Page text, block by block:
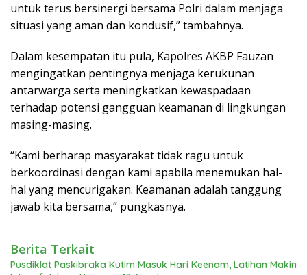
untuk terus bersinergi bersama Polri dalam menjaga
situasi yang aman dan kondusif,” tambahnya.
Dalam kesempatan itu pula, Kapolres AKBP Fauzan
mengingatkan pentingnya menjaga kerukunan
antarwarga serta meningkatkan kewaspadaan
terhadap potensi gangguan keamanan di lingkungan
masing-masing.
“Kami berharap masyarakat tidak ragu untuk
berkoordinasi dengan kami apabila menemukan hal-
hal yang mencurigakan. Keamanan adalah tanggung
jawab kita bersama,” pungkasnya.
Berita Terkait
Pusdiklat Paskibraka Kutim Masuk Hari Keenam, Latihan Makin